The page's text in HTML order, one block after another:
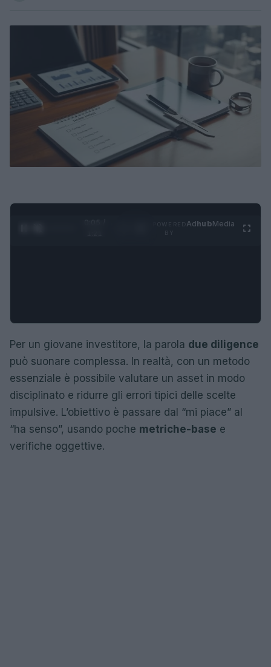
0:06 /
AdhubMedia
Per un giovane investitore, la parola due diligence
può suonare complessa. In realtà, con un metodo
essenziale è possibile valutare un asset in modo
disciplinato e ridurre gli errori tipici delle scelte
impulsive. L’obiettivo è passare dal “mi piace” al
“ha senso”, usando poche metriche-base e
verifiche oggettive.